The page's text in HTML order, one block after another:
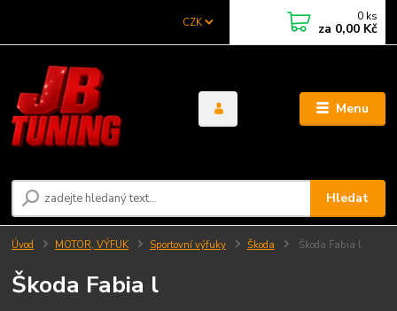
Menu
CZK
Hledat
0 ks
za 0,00 Kč
Úvod MOTOR, VÝFUK Sportovní výfuky Škoda Škoda Fabia l
Škoda Fabia l